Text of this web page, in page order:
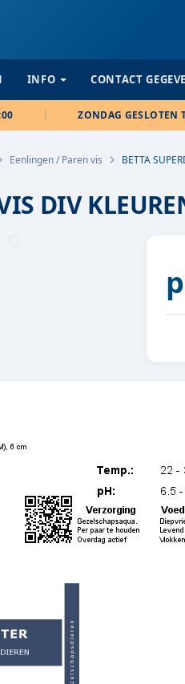
INFO CONTACT
ZONDAG GESLOTEN
Eenlingen / Paren vis BETTA
DIV